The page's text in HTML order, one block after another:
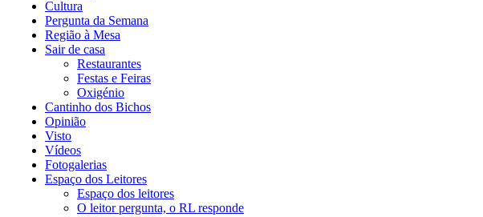
Cultura
Pergunta da Semana
Região à Mesa
Sair de casa
Restaurantes
Festas e Feiras
Oxigénio
Cantinho dos Bichos
Opinião
Visto
Vídeos
Fotogalerias
Espaço dos Leitores
Espaço dos leitores
O leitor pergunta, o RL responde